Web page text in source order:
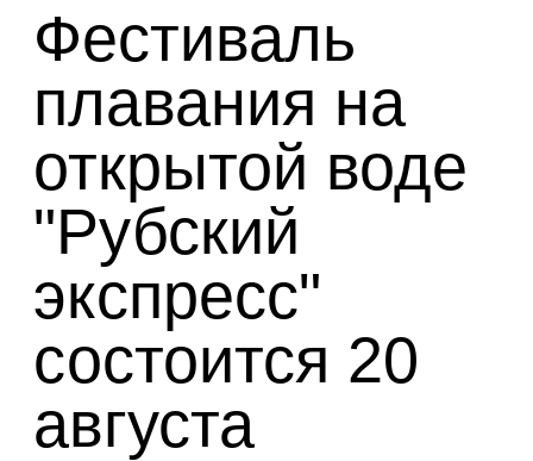
Фестиваль
плавания на
открытой воде
"Рубский
экспресс"
состоится 20
августа